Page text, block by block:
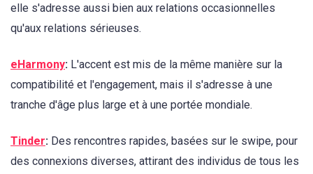
elle s'adresse aussi bien aux relations occasionnelles
qu'aux relations sérieuses.
eHarmony: L'accent est mis de la même manière sur la
compatibilité et l'engagement, mais il s'adresse à une
tranche d'âge plus large et à une portée mondiale.
Tinder: Des rencontres rapides, basées sur le swipe, pour
des connexions diverses, attirant des individus de tous les